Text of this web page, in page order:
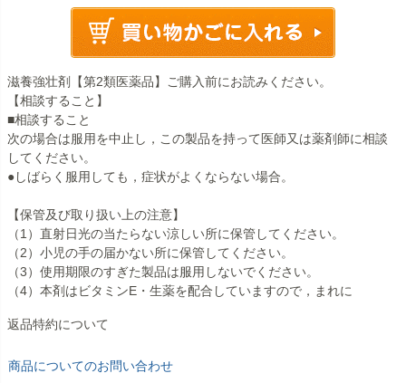
滋養強壮剤【第2類医薬品】ご購入前にお読みください。
【相談すること】
■相談すること
次の場合は服用を中止し，この製品を持って医師又は薬剤師に相談
してください。
●しばらく服用しても，症状がよくならない場合。
【保管及び取り扱い上の注意】
（1）直射日光の当たらない涼しい所に保管してください。
（2）小児の手の届かない所に保管してください。
（3）使用期限のすぎた製品は服用しないでください。
（4）本剤はビタミンE・生薬を配合していますので，まれに
返品特約について
商品についてのお問い合わせ